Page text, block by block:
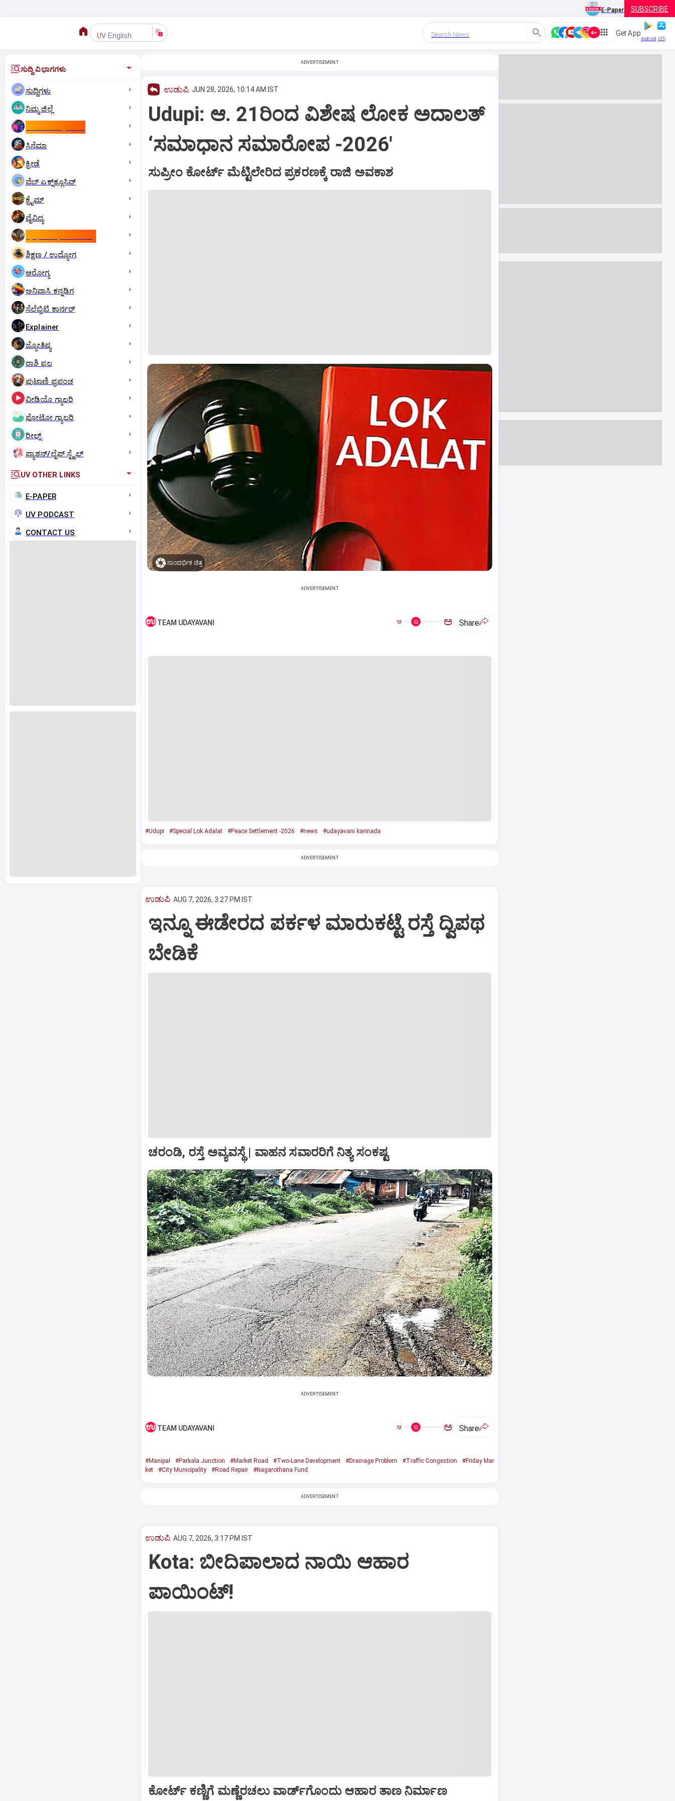
E-Paper SUBSCRIBE
UV English Search News Get App
Android iOS
ಸುದ್ದಿ ವಿಭಾಗಗಳು
ಸುದ್ದಿಗಳು
ನಿಮ್ಮ ಜಿಲ್ಲೆ
ಸಿನೆಮಾ
ಕ್ರೀಡೆ
ವೆಬ್ ಎಕ್ಸ್‌ಕ್ಲೂಸಿವ್
ಕ್ರೈಮ್
ವೈವಿಧ್ಯ
ಶಿಕ್ಷಣ / ಉದ್ಯೋಗ
ಆರೋಗ್ಯ
ಅನಿವಾಸಿ ಕನ್ನಡಿಗ
ಸೆಲೆಬ್ರಿಟಿ ಕಾರ್ನರ್‌
Explainer
ಜ್ಯೋತಿಷ್ಯ
ರಾಶಿ ಫಲ
ಪುಟಾಣಿ ಪ್ರಪಂಚ
ವೀಡಿಯೊ ಗ್ಯಾಲರಿ
ಫೋಟೋ ಗ್ಯಾಲರಿ
ರೀಲ್ಸ್
ಫ್ಯಾಶನ್/ಲೈಫ್‌ ಸ್ಟೈಲ್
UV OTHER LINKS
E-PAPER
UV PODCAST
CONTACT US
ADVERTISEMENT
ಉಡುಪಿ JUN 28, 2026, 10:14 AM IST
Udupi: ಆ. 21ರಿಂದ ವಿಶೇಷ ಲೋಕ ಅದಾಲತ್‌
‘ಸಮಾಧಾನ ಸಮಾರೋಪ -2026'
ಸುಪ್ರೀಂ ಕೋರ್ಟ್‌ ಮೆಟ್ಟಿಲೇರಿದ ಪ್ರಕರಣಕ್ಕೆ ರಾಜಿ ಅವಕಾಶ
ಸಾಂದರ್ಭಿಕ ಚಿತ್ರ
ADVERTISEMENT
TEAM UDAYAVANI ಅ ಅ Share
#Udupi #Special Lok Adalat #Peace Settlement -2026 #news #udayavani kannada
ADVERTISEMENT
ಉಡುಪಿ AUG 7, 2026, 3:27 PM IST
ಇನ್ನೂ ಈಡೇರದ ಪರ್ಕಳ ಮಾರುಕಟ್ಟೆ ರಸ್ತೆ ದ್ವಿಪಥ
ಬೇಡಿಕೆ
ಚರಂಡಿ, ರಸ್ತೆ ಅವ್ಯವಸ್ಥೆ | ವಾಹನ ಸವಾರರಿಗೆ ನಿತ್ಯ ಸಂಕಷ್ಟ
ADVERTISEMENT
TEAM UDAYAVANI ಅ ಅ Share
#Manipal #Parkala Junction #Market Road #Two-Lane Development #Drainage Problem #Traffic Congestion
#Friday Mar
ket
#City Municipality #Road Repair #Nagarothana Fund.
ADVERTISEMENT
ಉಡುಪಿ AUG 7, 2026, 3:17 PM IST
Kota: ಬೀದಿಪಾಲಾದ ನಾಯಿ ಆಹಾರ
ಪಾಯಿಂಟ್‌!
ಕೋರ್ಟ್‌ ಕಣ್ಣಿಗೆ ಮಣ್ಣೆರಚಲು ವಾರ್ಡ್‌ಗೊಂದು ಆಹಾರ ತಾಣ ನಿರ್ಮಾಣ